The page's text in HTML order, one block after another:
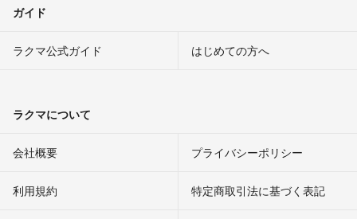
ガイド
ラクマ公式ガイド はじめての方へ
ラクマについて
会社概要 プライバシーポリシー
利用規約 特定商取引法に基づく表記